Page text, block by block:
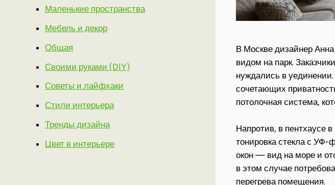
Маленькие пространства
Мебель и декор
Общая
Своими руками (DIY)
Советы и лайфхаки
Стили интерьера
Тренды дизайна
Цвет в интерьере
В Москве дизайнер
видом на парк.
нуждались в
сочетающих
потолочная система,
Напротив, в пентхаусе
тонировка стекла с УФ-
окон — вид на море и
в этом случае
перегрева помещения.